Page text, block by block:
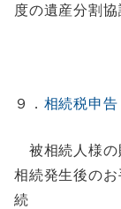
度の遺産分割
９． 相続税申告
被相続人様の
相続発生後の
続